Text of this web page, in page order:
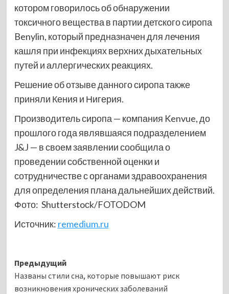
котором говорилось об обнаружении
токсичного вещества в партии детского сиропа
Benylin, который предназначен для лечения
кашля при инфекциях верхних дыхательных
путей и аллергических реакциях.
Решение об отзыве данного сиропа также
приняли Кения и Нигерия.
Производитель сиропа — компания Kenvue, до
прошлого года являвшаяся подразделением
J&J — в своем заявлении сообщила о
проведении собственной оценки и
сотрудничестве с органами здравоохранения
для определения плана дальнейших действий.
Фото: Shutterstoсk/FOTODOM
Источник: remedium.ru
Навигация
записи
Предыдущий
Названы стили сна, которые повышают риск
возникновения хронических заболеваний